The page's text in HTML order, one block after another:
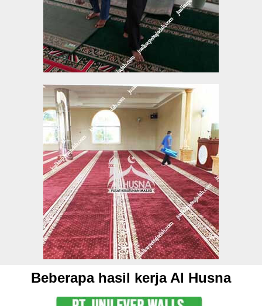
Beberapa hasil kerja Al Husna